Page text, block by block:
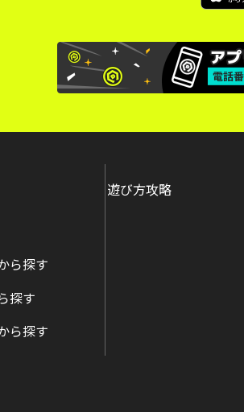
ら探す
探す
ら探す
遊び方攻略